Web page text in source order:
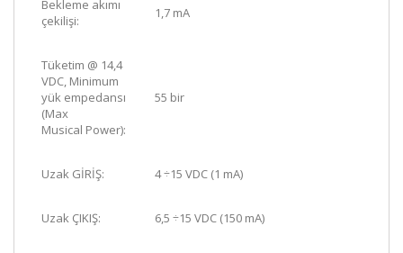
Bekleme akımı
çekilişi:
1,7 mA
Tüketim @ 14,4
VDC, Minimum
yük empedansı
(Max
Musical Power):
55 bir
Uzak GİRİŞ: 4 ÷15 VDC (1 mA)
Uzak ÇIKIŞ: 6,5 ÷15 VDC (150 mA)